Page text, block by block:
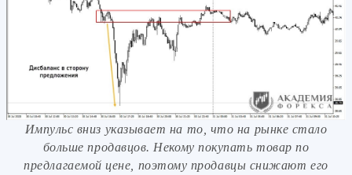
Импульс вниз указывает на то, что на рынке стало
больше продавцов. Некому покупать товар по
предлагаемой цене, поэтому продавцы снижают его